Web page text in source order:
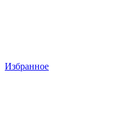
Избранное